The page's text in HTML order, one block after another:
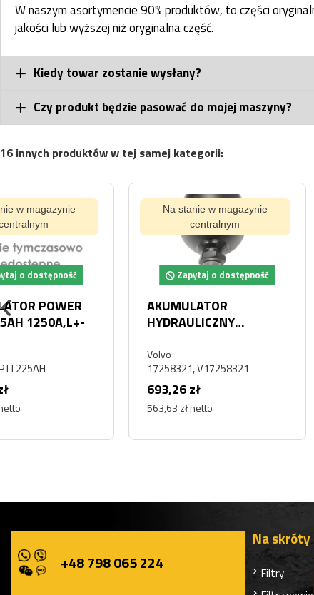
W naszym asortymencie 90% produktów, to części
jakości lub wyższej niż oryginalna część.
Kiedy towar zostanie wysłany?
Czy produkt będzie pasować do mojej maszyny?
16 innych produktów w tej samej kategorii:
Na stanie w magazynie
Zapytaj o dostępność
AKUMULATOR
HYDRAULICZNY
17258321, V17258321
Na stanie w
Zapytaj o
AKUMULATOR
HYDRAULICZNY
17258321, V17258321
+48 798 065 224
Na skróty
Filtry